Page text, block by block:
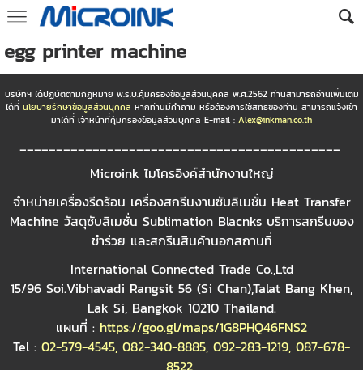
egg printer machine
บริษัทฯ ได้ปฏิบัติตามกฏหมาย พ.ร.บ.คุ้มครองข้อมูลส่วนบุคคล พ.ศ.2562 ท่านสามารถอ่านเพิ่มเติม
ได้ที่ นโยบายรักษาข้อมูลส่วนบุคคล หากท่านมีคำถาม หรือต้องการใช้สิทธิของท่าน สามารถแจ้งเข้า
มาได้ที่ เจ้าหน้าที่คุ้มครองข้อมูลส่วนบุคคล E-mail : Alex@inkman.co.th
____________________________________________
Microink ไมโครอิงค์สำนักงานใหญ่
จำหน่ายเครื่องรีดร้อน เครื่องสกรีนงานซับลิเมชั่น Heat Transfer
Machine วัสดุซับลิเมชั่น Sublimation Blacnks บริการสกรีนของ
ชำร่วย และสกรีนสินค้านอกสถานที่
International Connected Trade Co.,Ltd
15/96 Soi.Vibhavadi Rangsit 56 (Si Chan),Talat Bang Khen,
Lak Si, Bangkok 10210 Thailand.
แผนที่ : https://goo.gl/maps/1G8PHQ46FNS2
Tel : 02-579-4545, 082-340-8885, 092-283-1219, 087-678-
8522